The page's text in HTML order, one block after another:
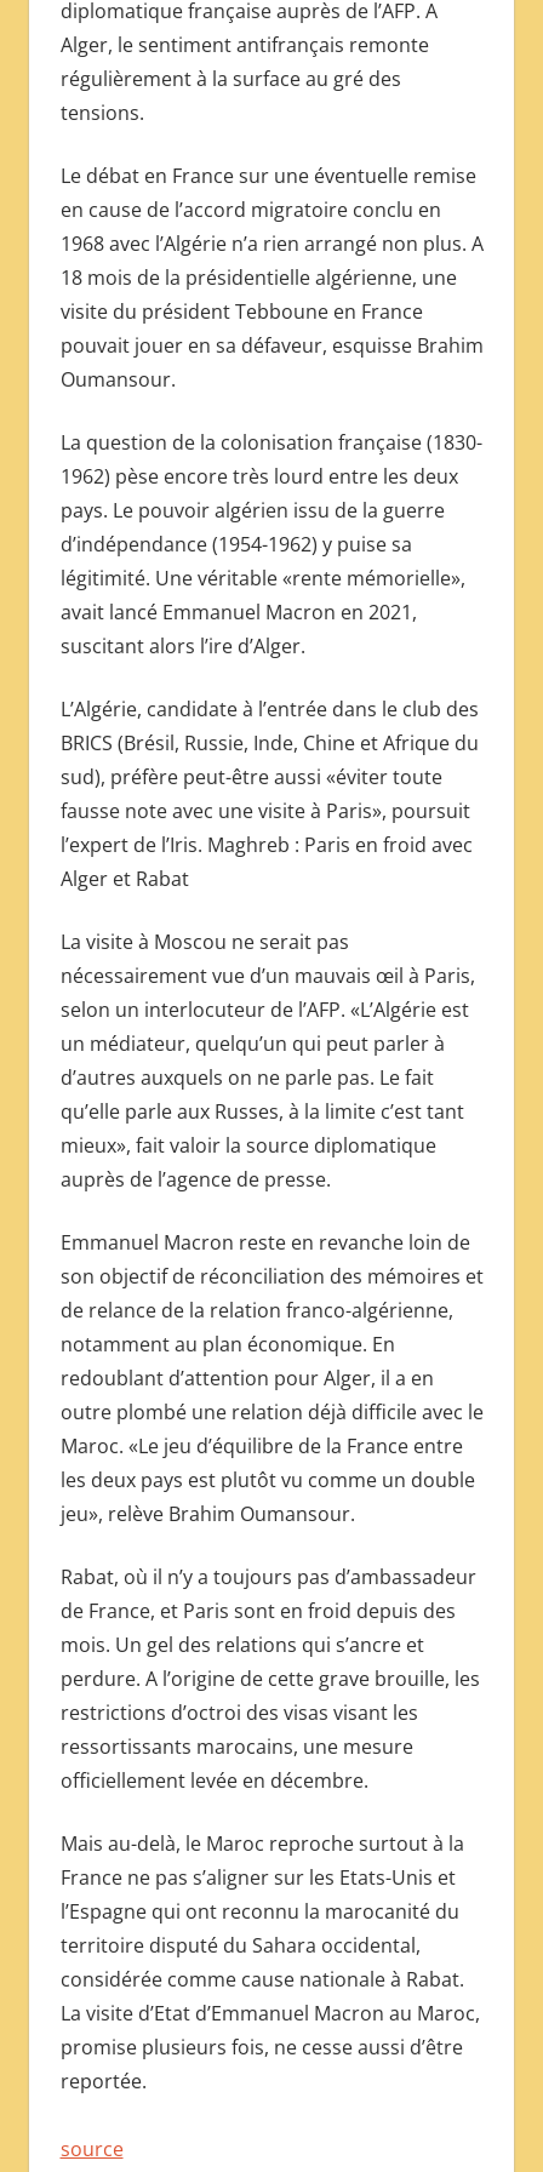
diplomatique française auprès de l’AFP. A
Alger, le sentiment antifrançais remonte
régulièrement à la surface au gré des
tensions.
Le débat en France sur une éventuelle remise
en cause de l’accord migratoire conclu en
1968 avec l’Algérie n’a rien arrangé non plus. A
18 mois de la présidentielle algérienne, une
visite du président Tebboune en France
pouvait jouer en sa défaveur, esquisse Brahim
Oumansour.
La question de la colonisation française (1830-
1962) pèse encore très lourd entre les deux
pays. Le pouvoir algérien issu de la guerre
d’indépendance (1954-1962) y puise sa
légitimité. Une véritable «rente mémorielle»,
avait lancé Emmanuel Macron en 2021,
suscitant alors l’ire d’Alger.
L’Algérie, candidate à l’entrée dans le club des
BRICS (Brésil, Russie, Inde, Chine et Afrique du
sud), préfère peut-être aussi «éviter toute
fausse note avec une visite à Paris», poursuit
l’expert de l’Iris. Maghreb : Paris en froid avec
Alger et Rabat
La visite à Moscou ne serait pas
nécessairement vue d’un mauvais œil à Paris,
selon un interlocuteur de l’AFP. «L’Algérie est
un médiateur, quelqu’un qui peut parler à
d’autres auxquels on ne parle pas. Le fait
qu’elle parle aux Russes, à la limite c’est tant
mieux», fait valoir la source diplomatique
auprès de l’agence de presse.
Emmanuel Macron reste en revanche loin de
son objectif de réconciliation des mémoires et
de relance de la relation franco-algérienne,
notamment au plan économique. En
redoublant d’attention pour Alger, il a en
outre plombé une relation déjà difficile avec le
Maroc. «Le jeu d’équilibre de la France entre
les deux pays est plutôt vu comme un double
jeu», relève Brahim Oumansour.
Rabat, où il n’y a toujours pas d’ambassadeur
de France, et Paris sont en froid depuis des
mois. Un gel des relations qui s’ancre et
perdure. A l’origine de cette grave brouille, les
restrictions d’octroi des visas visant les
ressortissants marocains, une mesure
officiellement levée en décembre.
Mais au-delà, le Maroc reproche surtout à la
France ne pas s’aligner sur les Etats-Unis et
l’Espagne qui ont reconnu la marocanité du
territoire disputé du Sahara occidental,
considérée comme cause nationale à Rabat.
La visite d’Etat d’Emmanuel Macron au Maroc,
promise plusieurs fois, ne cesse aussi d’être
reportée.
source